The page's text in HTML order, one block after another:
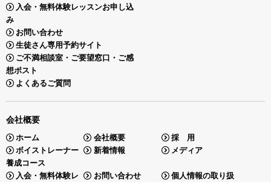
入会・無料体験レッスンお申し込
み
お問い合わせ
生徒さん専用予約サイト
ご不満相談室・ご要望窓口・ご感
想ポスト
よくあるご質問
会社概要
ホーム 会社概要
採 用
ボイストレーナー
養成コース
新着情報 メディア
入会・無料体験レ
お問い合わせ
個人情報の取り扱